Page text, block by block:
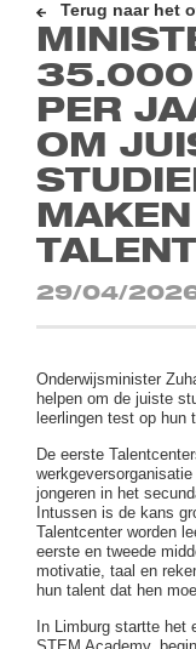
Terug naar het
35.000
PER
OM
MAKEN
29/04/
Onderwijsminister
helpen om de juiste
leerlingen test op hun
De eerste
jongeren in het
Intussen is de kans
Talentcenter worden
eerste en tweede
motivatie, taal en
hun talent dat hen
In Limburg startte het